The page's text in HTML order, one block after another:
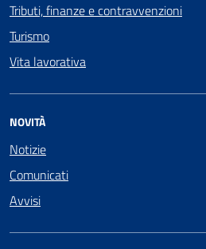
Tributi, finanze e contravvenzioni
Turismo
Vita lavorativa
NOVITÀ
Notizie
Comunicati
Avvisi